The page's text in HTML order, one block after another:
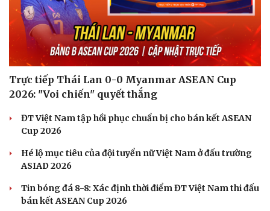
Sức khỏe
Dinh dưỡng - món ngon
Cây thuốc
Sản phụ khoa
Nam khoa
Làm đẹp - giảm cân
Đời sống
Blog
Tình yêu - Gia đình
Trực tiếp Thái Lan 0-0 Myanmar ASEAN Cup
2026: "Voi chiến" quyết thắng
ĐT Việt Nam tập hồi phục chuẩn bị cho bán kết ASEAN
Cup 2026
Hé lộ mục tiêu của đội tuyển nữ Việt Nam ở đấu trường
ASIAD 2026
Tin bóng đá 8-8: Xác định thời điểm ĐT Việt Nam thi đấu
bán kết ASEAN Cup 2026